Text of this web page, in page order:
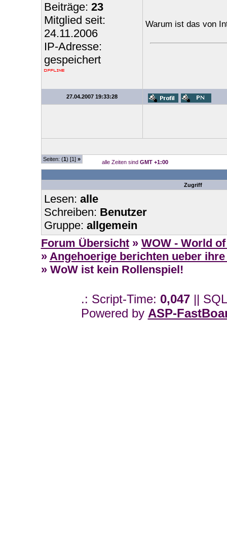
Beiträge: 23
Mitglied seit:
24.11.2006
IP-Adresse:
gespeichert
Warum ist das von
27.04.2007 19:33:28
Seiten: (1) [1] » alle Zeiten sind GMT +1:00
Zugriff
Lesen: alle
Schreiben: Benutzer
Gruppe: allgemein
Forum Übersicht » WOW - World
» Angehoerige berichten ueber
» WoW ist kein Rollenspiel!
.: Script-Time: 0,047||
Powered by ASP-